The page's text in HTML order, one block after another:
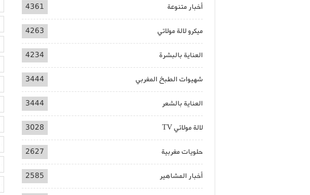
أخبار متنوعة 4361
ميكرو لالة مولاتي 4263
العناية بالبشرة 4234
شهيوات الطبخ المغربي 3444
العناية بالشعر 3444
لالة مولاتي TV 3028
حلويات مغربية 2627
أخبار المشاهير 2585